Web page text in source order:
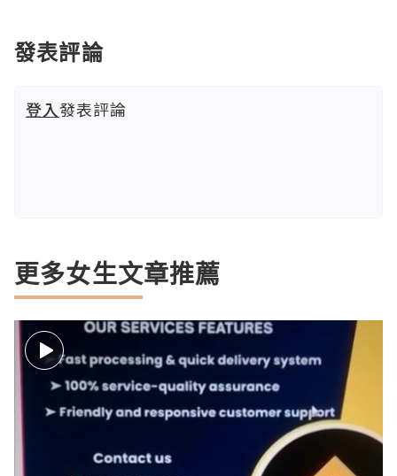
發表評論
登入發表評論
更多女生文章推薦